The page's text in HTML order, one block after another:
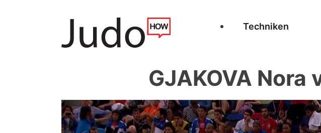
Techniken
GJAKOVA Nora